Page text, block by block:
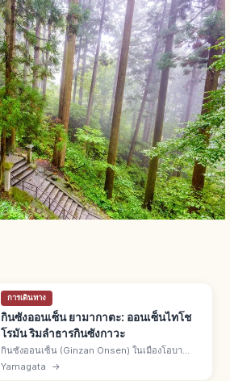
การเดินทาง
กินซังออนเซ็น ยามากาตะ: ออนเซ็นไทโช
โรมัน ริมลำธารกินซังกาวะ
กินซังออนเซ็น (Ginzan Onsen) ในเมืองโอบา
นาซาวะ จ.ยามากาตะ เมืองออนเซ็นบรรยากาศไท
โชโรมัน เรียวกังไม้ริมลำธารกินซังกาวะ แสงไฟยาม
Yamagata →